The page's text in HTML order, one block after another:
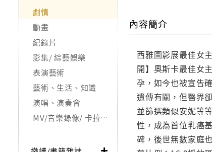
劇情
動畫
紀錄片
影集/ 綜藝娛樂
表演藝術
藝術、生活、知識
演唱、演奏會
MV/音樂錄像/ 卡拉OK
內容簡介
西雅圖影展最佳女
開】奧斯卡最佳女
孕，如今也被宣告
遺傳有關，但醫界
並篩選類似安妮等
性，成為首位乳癌
碑，後世無數家庭